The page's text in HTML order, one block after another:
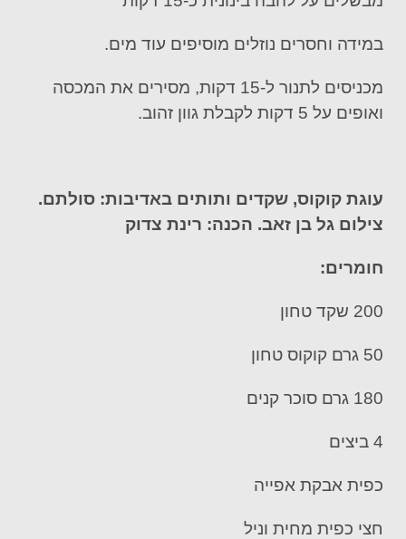
במידה וחסרים נוזלים מוסיפים עוד מים.
מכניסים לתנור ל-15 דקות, מסירים את המכסה
ואופים על 5 דקות לקבלת גוון זהוב.
עוגת קוקוס, שקדים ותותים באדיבות: סולתם.
צילום גל בן זאב. הכנה: רינת צדוק
חומרים:
200 שקד טחון
50 גרם קוקוס טחון
180 גרם סוכר קנים
4 ביצים
כפית אבקת אפייה
חצי כפית מחית וניל